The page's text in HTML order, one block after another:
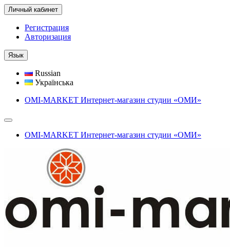
Личный кабинет
Регистрация
Авторизация
Язык
Russian
Українська
OMI-MARKET Интернет-магазин студии «ОМИ»
OMI-MARKET Интернет-магазин студии «ОМИ»